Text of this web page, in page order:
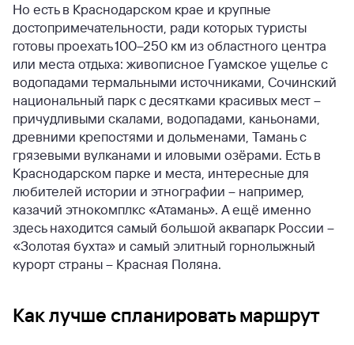
Но есть в Краснодарском крае и крупные
достопримечательности, ради которых туристы
готовы проехать 100–250 км из областного центра
или места отдыха: живописное Гуамское ущелье с
водопадами термальными источниками, Сочинский
национальный парк с десятками красивых мест –
причудливыми скалами, водопадами, каньонами,
древними крепостями и дольменами, Тамань с
грязевыми вулканами и иловыми озёрами. Есть в
Краснодарском парке и места, интересные для
любителей истории и этнографии – например,
казачий этнокомплкс «Атамань». А ещё именно
здесь находится самый большой аквапарк России –
«Золотая бухта» и самый элитный горнолыжный
курорт страны – Красная Поляна.
Как лучше спланировать маршрут